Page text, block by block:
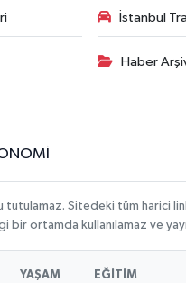
İstanbul
Haber
Sitedeki tüm harici
bir ortamda kullanılamaz ve
YAŞAM EĞİTİM